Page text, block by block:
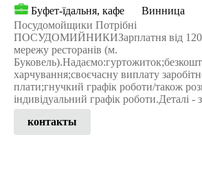
Буфет-їдальня, кафе Винница
Посудомойщики Потрібні
ПОСУДОМИЙНИКИЗарплатня від 120
мережу ресторанів (м.
харчування;своєчасну виплату
плати;гнучкий графік роботи/також
індивідуальний графік роботи.Деталі -
контакты